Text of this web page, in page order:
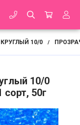
КРУГЛЫЙ 10/0 /
10/0
сорт, 50г